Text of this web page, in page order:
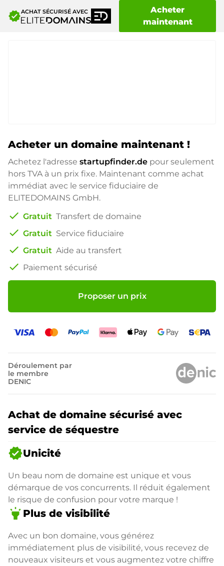
verifiedACHAT SÉCURISÉ AVEC
Acheter
maintenant
Acheter un domaine maintenant !
Achetez l'adresse startupfinder.de pour seulement
hors TVA à un prix fixe. Maintenant comme achat
immédiat avec le service fiduciaire de
ELITEDOMAINS GmbH.
check Gratuit Transfert de domaine
check Gratuit Service fiduciaire
check Gratuit Aide au transfert
check Paiement sécurisé
Proposer un prix
Déroulement par
le membre
DENIC
Achat de domaine sécurisé avec
service de séquestre
verifiedUnicité
Un beau nom de domaine est unique et vous
démarque de vos concurrents. Il réduit également
le risque de confusion pour votre marque !
highlight Plus de visibilité
Avec un bon domaine, vous générez
immédiatement plus de visibilité, vous recevez de
nouveaux visiteurs et vous augmentez votre chiffre